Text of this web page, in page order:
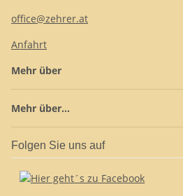
office@zehrer.at
Anfahrt
Mehr über
Mehr über...
Folgen Sie uns auf